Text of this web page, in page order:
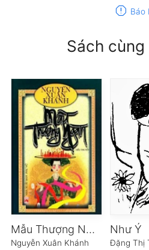
report Báo
Sách
Mẫu Thượng Ngàn
Nguyễn Xuân Khánh
Như Ý
Đặng Thị